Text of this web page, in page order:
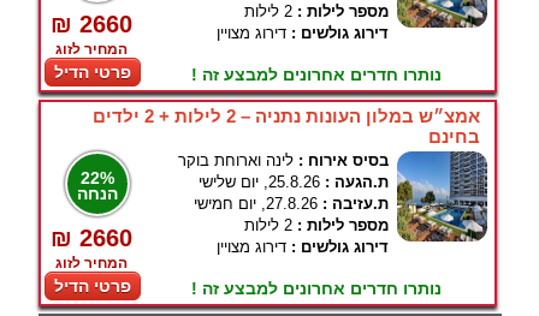
₪ 2660
המחיר לזוג
פרטי הדיל
מספר לילות : 2 לילות
דירוג גולשים : דירוג מצויין
נותרו חדרים אחרונים למבצע זה !
אמצ״ש במלון העונות נתניה – 2 לילות + 2 ילדים
בחינם
22%
הנחה
₪ 2660
המחיר לזוג
פרטי הדיל
בסיס אירוח : לינה וארוחת בוקר
ת.הגעה : 25.8.26, יום שלישי
ת.עזיבה : 27.8.26, יום חמישי
מספר לילות : 2 לילות
דירוג גולשים : דירוג מצויין
נותרו חדרים אחרונים למבצע זה !